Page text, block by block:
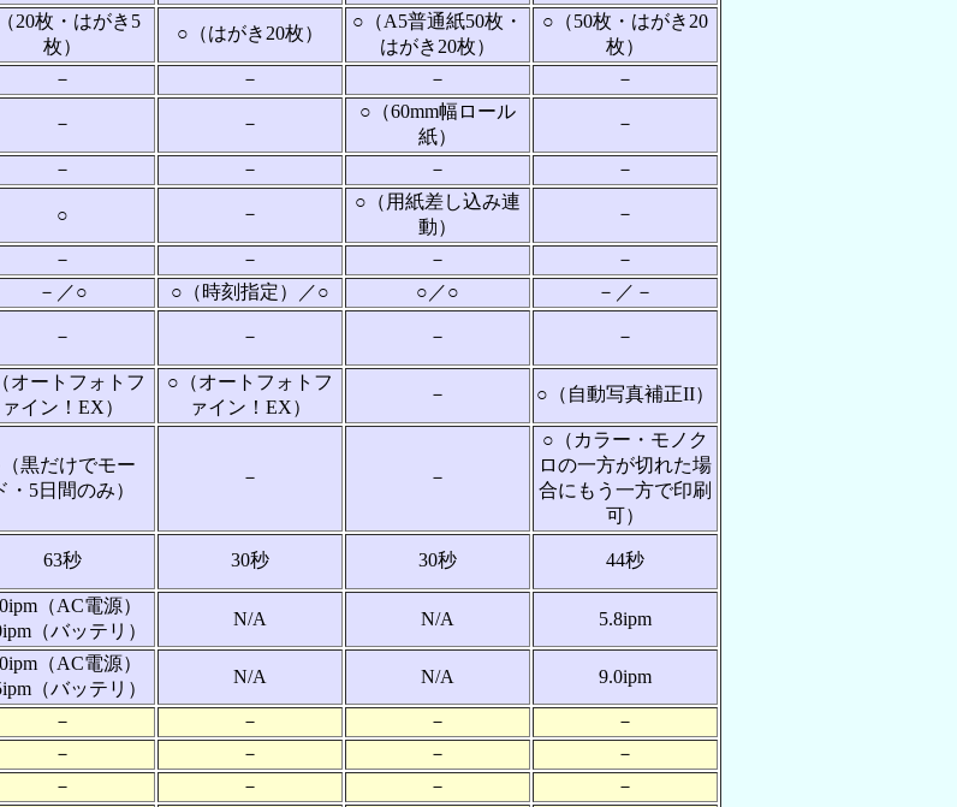
20枚・はがき5
枚）
○（はがき20枚）
○（A5普通紙50枚・
はがき20枚）
○（50枚・はがき20
枚）
－ － － －
－ －
○（60mm幅ロール
紙）
－
－ － － －
○ －
○（用紙差し込み連
動）
－
－ － －
－
－／○ ○（時刻指定）／○ ○／○ －／－
－ － － －
オートフォトフ
ァイン！EX）
○（オートフォトフ
ァイン！EX）
－ ○（自動写真補正II）
黒だけでモー
・5日間のみ）
－ －
○（カラー・モノク
ロの一方が切れた場
合にもう一方で印刷
可）
63秒 30秒 30秒 44秒
（AC電源）
（バッテリ）
N/A N/A 5.8ipm
（AC電源）
（バッテリ）
N/A N/A 9.0ipm
－ － －
－
－ － －
－
－ － －
－